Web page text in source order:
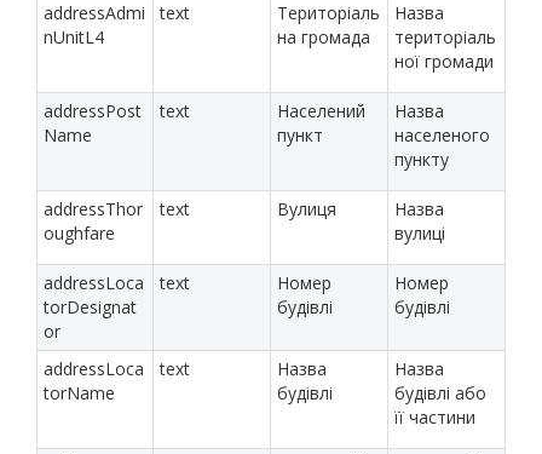
addressAdmi
nUnitL4
text
Територіаль
на громада
Назва
територіаль
ної громади
addressPost
Name
text
Населений
пункт
Назва
населеного
пункту
addressThor
oughfare
text Вулиця
Назва
вулиці
addressLoca
torDesignat
or
text
Номер
будівлі
Номер
будівлі
addressLoca
torName
text
Назва
будівлі
Назва
будівлі або
її частини